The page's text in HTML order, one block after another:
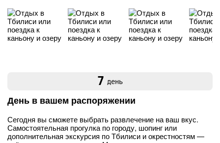
7 день
День в вашем распоряжении
Сегодня вы сможете выбрать развлечение на ваш вкус.
Самостоятельная прогулка по городу, шопинг или
дополнительная экскурсия по Тбилиси и окрестностям —